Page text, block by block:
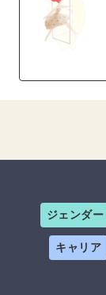
ジェンダー
キャリア